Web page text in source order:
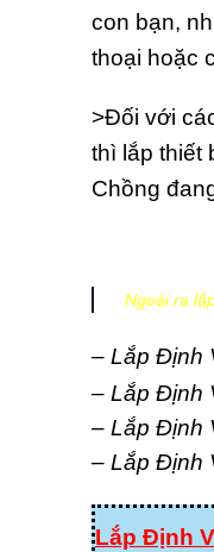
con bạn,
thoại hoặc
>Đối với
thì lắp thiết
Chồng
Ngoài ra
– Lắp Định
– Lắp Định
– Lắp Định
– Lắp Định
Lắp Định